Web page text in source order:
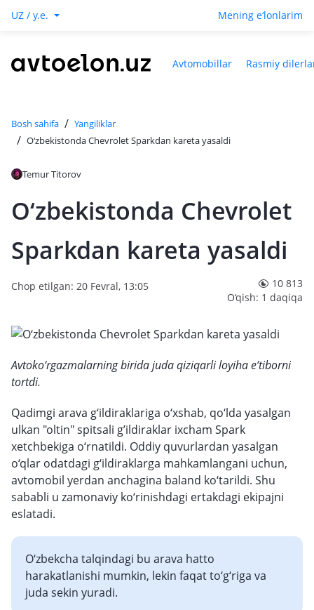
UZ / y.e. Mening e‘lonlarim
Avtomobillar Rasmiy
Bosh sahifa / Yangiliklar
/ O‘zbekistonda Chevrolet Sparkdan kareta yasaldi
Temur Titorov
O‘zbekistonda Chevrolet
Sparkdan kareta yasaldi
Chop etilgan: 20 Fevral, 13:05
10 813
O‘qish: 1 daqiqa
Avtoko‘rgazmalarning birida juda qiziqarli loyiha e’tiborni
tortdi.
Qadimgi arava g‘ildiraklariga o‘xshab, qo‘lda yasalgan
ulkan "oltin" spitsali g’ildiraklar ixcham Spark
xetchbekiga o‘rnatildi. Oddiy quvurlardan yasalgan
o‘qlar odatdagi g‘ildiraklarga mahkamlangani uchun,
avtomobil yerdan anchagina baland ko‘tarildi. Shu
sababli u zamonaviy ko‘rinishdagi ertakdagi ekipajni
eslatadi.
O‘zbekcha talqindagi bu arava hatto
harakatlanishi mumkin, lekin faqat to‘g‘riga va
juda sekin yuradi.